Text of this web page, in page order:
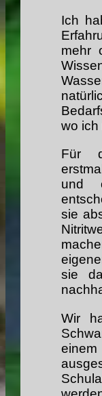
Ich
mehr
wo ich
Für
und
sie
sie
Wir